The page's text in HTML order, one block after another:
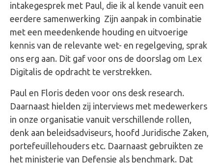
intakegesprek met Paul, die ik al kende vanuit een
eerdere samenwerking Zijn aanpak in combinatie
met een meedenkende houding en uitvoerige
kennis van de relevante wet- en regelgeving, sprak
ons erg aan. Dit gaf voor ons de doorslag om Lex
Digitalis de opdracht te verstrekken.
Paul en Floris deden voor ons desk research.
Daarnaast hielden zij interviews met medewerkers
in onze organisatie vanuit verschillende rollen,
denk aan beleidsadviseurs, hoofd Juridische Zaken,
portefeuillehouders etc. Daarnaast gebruikten ze
het ministerie van Defensie als benchmark. Dat